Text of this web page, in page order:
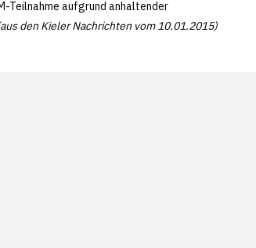
Teilnahme aufgrund anhaltender
den Kieler Nachrichten vom 10.01.2015)